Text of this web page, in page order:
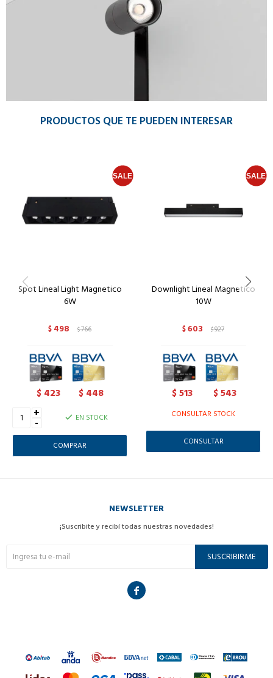
PRODUCTOS QUE TE PUEDEN INTERESAR
Spot Lineal Light Magnetico
6W
$ 498 $766
$ 423 $ 448
+
- EN STOCK
Downlight Lineal Magnetico
10W
$603 $927
$513 $543
CONSULTAR STOCK
CONSULTAR
NEWSLETTER
¡Suscribite y recibí todas nuestras novedades!
SUSCRIBIRME
